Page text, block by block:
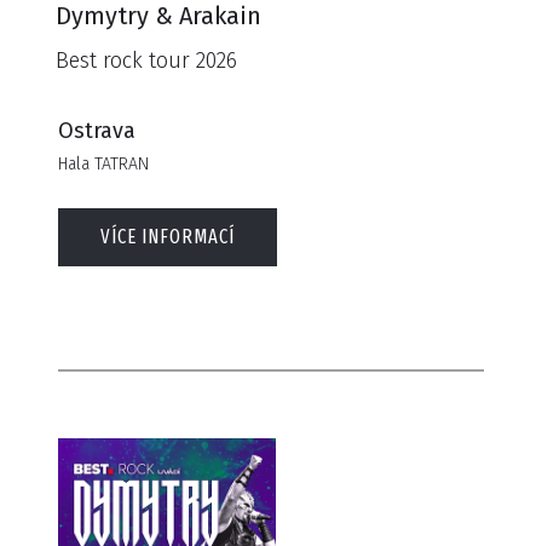
Dymytry & Arakain
Best rock tour 2026
Ostrava
Hala TATRAN
VÍCE INFORMACÍ